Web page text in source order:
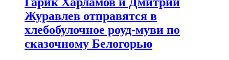
Журавлев отправятся в
хлебобулочное роуд-муви по
сказочному Белогорью